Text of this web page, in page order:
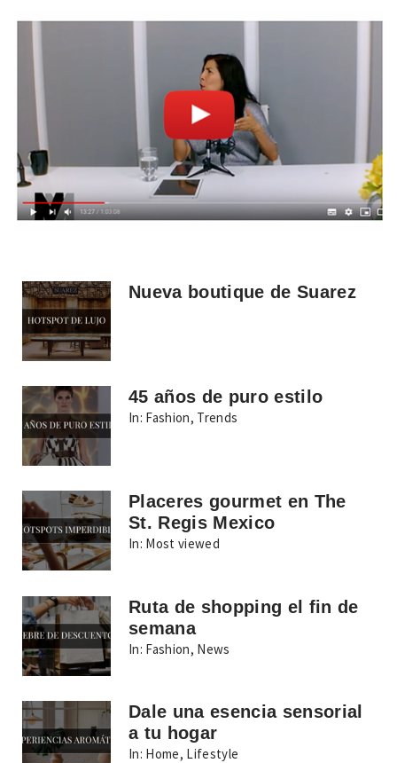
Nueva boutique de Suarez
45 años de puro estilo
In: Fashion, Trends
Placeres gourmet en The
St. Regis Mexico
In: Most viewed
Ruta de shopping el fin de
semana
In: Fashion, News
Dale una esencia sensorial
a tu hogar
In: Home, Lifestyle